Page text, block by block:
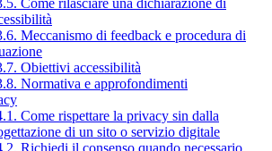
Come rilasciare una dichiarazione di
Meccanismo di feedback e procedura di
Obiettivi accessibilità
Normativa e approfondimenti
Come rispettare la privacy sin dalla
di un sito o servizio digitale
Richiedi il consenso quando necessario